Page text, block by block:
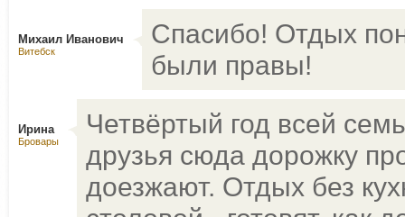
Михаил Иванович
Витебск
Спасибо! Отдых
были правы!
Ирина
Бровары
Четвёртый год всей
друзья сюда дорожку
доезжают. Отдых без